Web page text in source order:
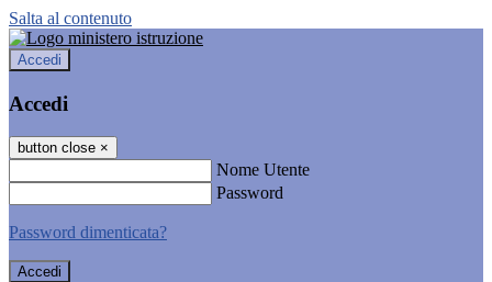
Salta al contenuto
Accedi
Accedi
button close ×
Nome Utente
Password
Password dimenticata?